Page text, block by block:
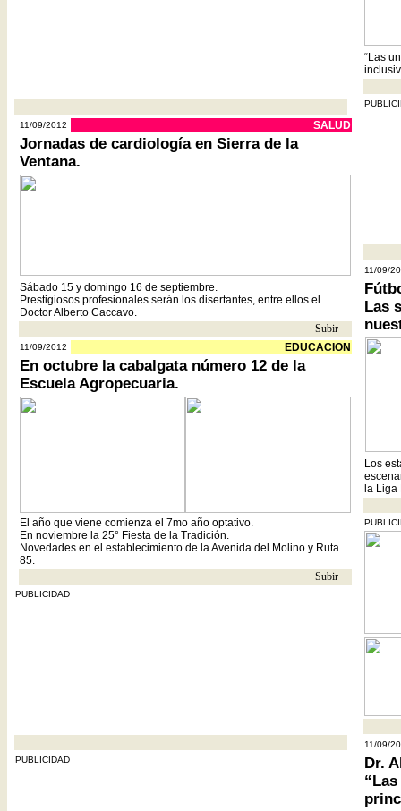
11/09/2012 SALUD
Jornadas de cardiología en Sierra de la
Ventana.
Sábado 15 y domingo 16 de septiembre.
Prestigiosos profesionales serán los disertantes, entre ellos el
Doctor Alberto Caccavo.
Subir
11/09/2012 EDUCACION
En octubre la cabalgata número 12 de la
Escuela Agropecuaria.
El año que viene comienza el 7mo año optativo.
En noviembre la 25° Fiesta de la Tradición.
Novedades en el establecimiento de la Avenida del Molino y Ruta
85.
Subir
PUBLICIDAD
PUBLICIDAD
“Las
11/09/
Las
Los
la
11/09/
Dr.